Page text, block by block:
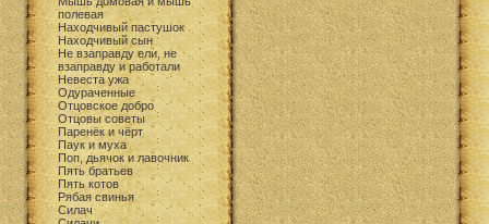
полевая
Находчивый пастушок
Находчивый сын
Не взаправду ели, не
взаправду и работали
Невеста ужа
Одураченные
Отцовское добро
Отцовы советы
Паренёк и чёрт
Паук и муха
Поп, дьячок и лавочник
Пять братьев
Пять котов
Рябая свинья
Силач